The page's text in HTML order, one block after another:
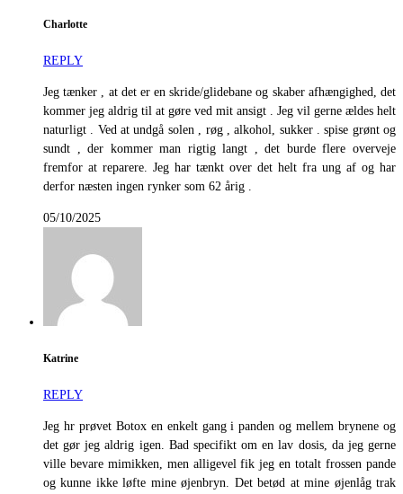
Charlotte
REPLY
Jeg tænker , at det er en skride/glidebane og skaber afhængighed, det
kommer jeg aldrig til at gøre ved mit ansigt . Jeg vil gerne ældes helt
naturligt . Ved at undgå solen , røg , alkohol, sukker . spise grønt og
sundt , der kommer man rigtig langt , det burde flere overveje
fremfor at reparere. Jeg har tænkt over det helt fra ung af og har
derfor næsten ingen rynker som 62 årig .
05/10/2025
Katrine
REPLY
Jeg hr prøvet Botox en enkelt gang i panden og mellem brynene og
det gør jeg aldrig igen. Bad specifikt om en lav dosis, da jeg gerne
ville bevare mimikken, men alligevel fik jeg en totalt frossen pande
og kunne ikke løfte mine øjenbryn. Det betød at mine øjenlåg trak